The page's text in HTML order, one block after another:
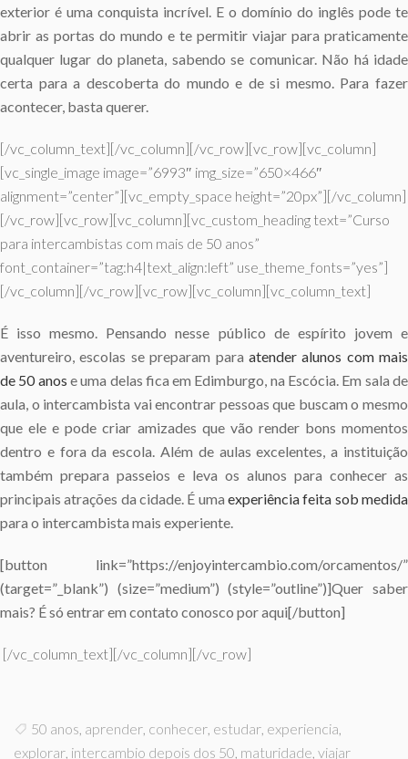
exterior é uma conquista incrível. E o domínio do inglês pode te
abrir as portas do mundo e te permitir viajar para praticamente
qualquer lugar do planeta, sabendo se comunicar. Não há idade
certa para a descoberta do mundo e de si mesmo. Para fazer
acontecer, basta querer.
[/vc_column_text][/vc_column][/vc_row][vc_row][vc_column]
[vc_single_image image=”6993″ img_size=”650×466″
alignment=”center”][vc_empty_space height=”20px”][/vc_column]
[/vc_row][vc_row][vc_column][vc_custom_heading text=”Curso
para intercambistas com mais de 50 anos”
font_container=”tag:h4|text_align:left” use_theme_fonts=”yes”]
[/vc_column][/vc_row][vc_row][vc_column][vc_column_text]
É isso mesmo. Pensando nesse público de espírito jovem e
aventureiro, escolas se preparam para atender alunos com mais
de 50 anos e uma delas fica em Edimburgo, na Escócia. Em sala de
aula, o intercambista vai encontrar pessoas que buscam o mesmo
que ele e pode criar amizades que vão render bons momentos
dentro e fora da escola. Além de aulas excelentes, a instituição
também prepara passeios e leva os alunos para conhecer as
principais atrações da cidade. É uma experiência feita sob medida
para o intercambista mais experiente.
[button link=”https://enjoyintercambio.com/orcamentos/”
(target=”_blank”) (size=”medium”) (style=”outline”)]Quer saber
mais? É só entrar em contato conosco por aqui[/button]
[/vc_column_text][/vc_column][/vc_row]
50 anos aprender conhecer estudar experiencia
explorar intercambio depois dos 50 maturidade viajar